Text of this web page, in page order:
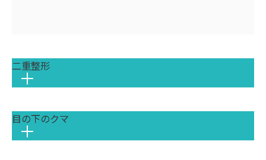
二重整形
まぶたの構造やまぶたの皮膚の厚み、ご希
目の下のクマ